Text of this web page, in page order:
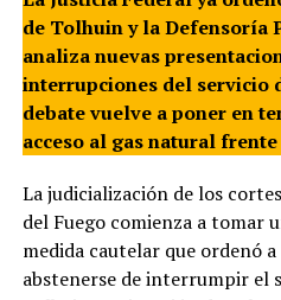
de Tolhuin y la Defensoría
analiza nuevas
interrupciones del servicio
debate vuelve a poner en
acceso al gas natural
La judicialización de los
del Fuego comienza a tomar
medida cautelar que ordenó a
abstenerse de interrumpir el